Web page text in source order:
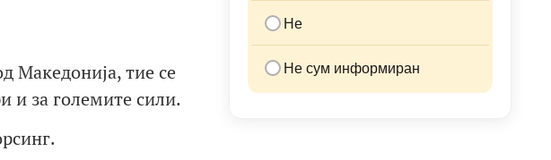
Македонија, тие се
и за големите сили.
Не
Не сум информиран